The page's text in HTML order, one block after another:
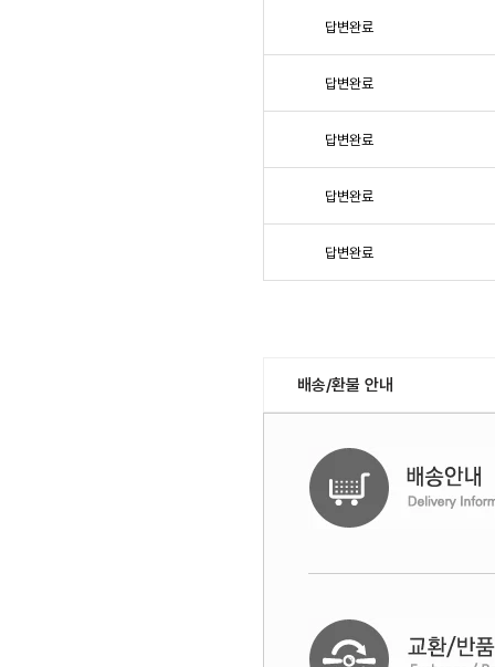
답변완료
답변완료
답변완료
답변완료
답변완료
배송/환불 안내